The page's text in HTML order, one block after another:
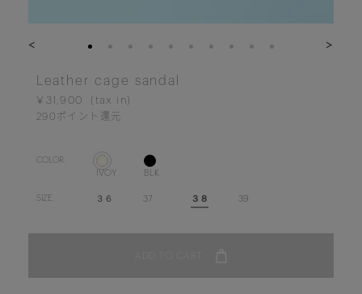
< >
Leather cage sandal
￥31,900
290 ポイント還元
COLOR.
IVOY BLK
SIZE. ３６ 37 ３８ 39